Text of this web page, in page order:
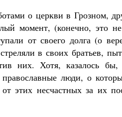
о церкви в Грозном,
момент, (конечно, это
от своего долга (о
в своих братьев,
них. Хотя, казалось бы,
люди, о
этих несчастных за их